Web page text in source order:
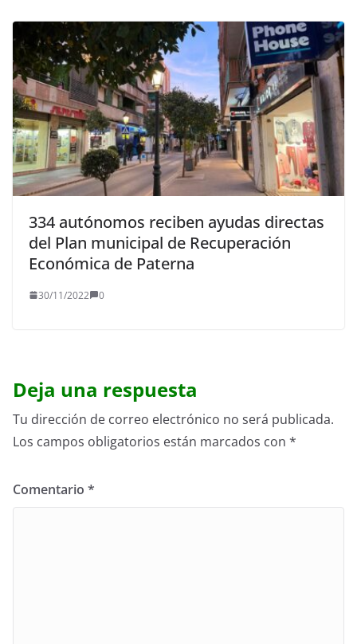
334 autónomos reciben ayudas directas
del Plan municipal de Recuperación
Económica de Paterna
30/11/2022 0
Deja una respuesta
Tu dirección de correo electrónico no será publicada.
Los campos obligatorios están marcados con *
Comentario *